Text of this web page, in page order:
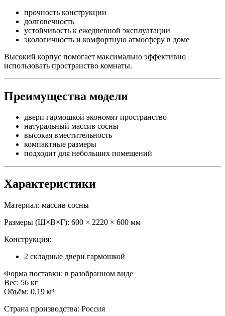
прочность конструкции
долговечность
устойчивость к ежедневной эксплуатации
экологичность и комфортную атмосферу в доме
Высокий корпус помогает максимально эффективно
использовать пространство комнаты.
Преимущества модели
двери гармошкой экономят пространство
натуральный массив сосны
высокая вместительность
компактные размеры
подходит для небольших помещений
Характеристики
Материал: массив сосны
Размеры (Ш×В×Г): 600 × 2220 × 600 мм
Конструкция:
2 складные двери гармошкой
Форма поставки: в разобранном виде
Вес: 56 кг
Объём: 0,19 м³
Страна производства: Россия